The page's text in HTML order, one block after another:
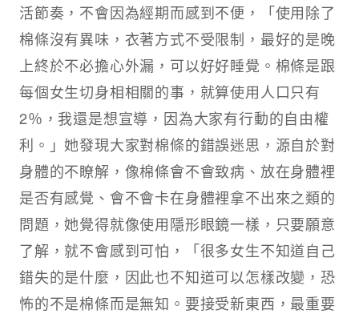
活節奏，不會因為經期而感到不便，「使用除了
棉條沒有異味，衣著方式不受限制，最好的是晚
上終於不必擔心外漏，可以好好睡覺。棉條是跟
每個女生切身相相關的事，就算使用人口只有
2％，我還是想宣導，因為大家有行動的自由權
利。」她發現大家對棉條的錯誤迷思，源自於對
身體的不瞭解，像棉條會不會致病、放在身體裡
是否有感覺、會不會卡在身體裡拿不出來之類的
問題，她覺得就像使用隱形眼鏡一樣，只要願意
了解，就不會感到可怕，「很多女生不知道自己
錯失的是什麼，因此也不知道可以怎樣改變，恐
怖的不是棉條而是無知。要接受新東西，最重要